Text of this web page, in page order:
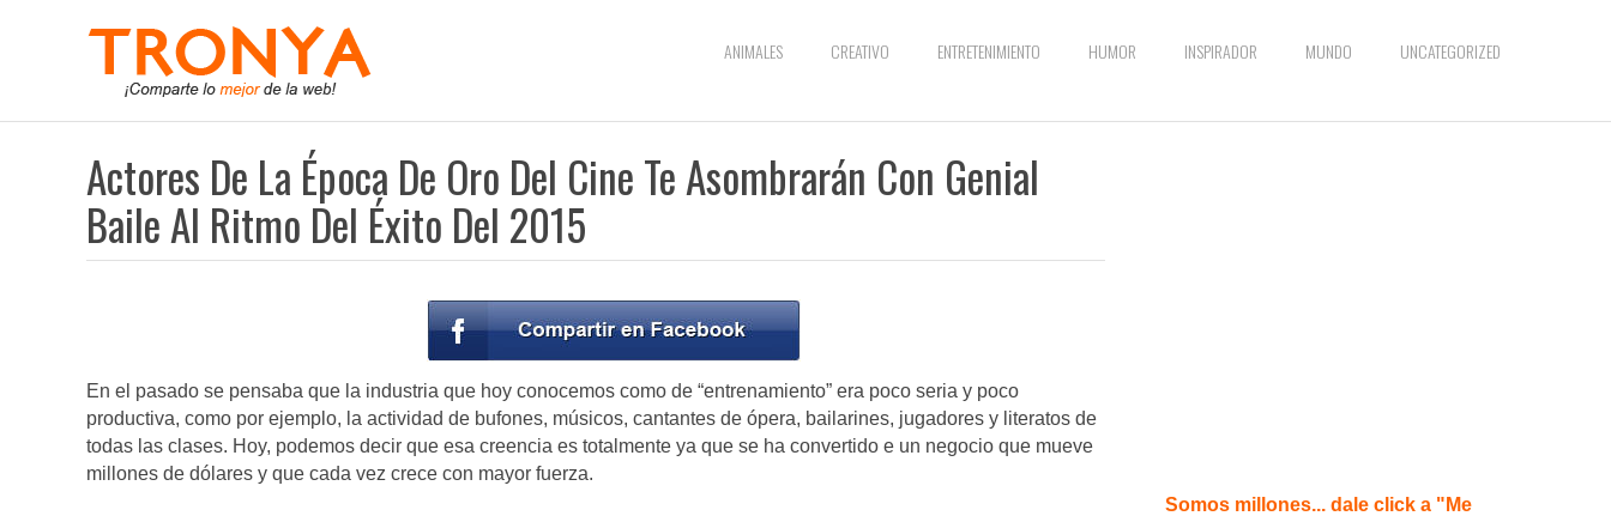
ANIMALES CREATIVO ENTRETENIMIENTO HUMOR INSPIRADOR MUNDO UNCATEGORIZED
Actores De La Época De Oro Del Cine Te Asombrarán Con Genial
Baile Al Ritmo Del Éxito Del 2015
En el pasado se pensaba que la industria que hoy conocemos como de “entrenamiento” era poco seria y poco
productiva, como por ejemplo, la actividad de bufones, músicos, cantantes de ópera, bailarines, jugadores y literatos de
todas las clases. Hoy, podemos decir que esa creencia es totalmente ya que se ha convertido e un negocio que mueve
millones de dólares y que cada vez crece con mayor fuerza.
Somos millones... dale click a "Me